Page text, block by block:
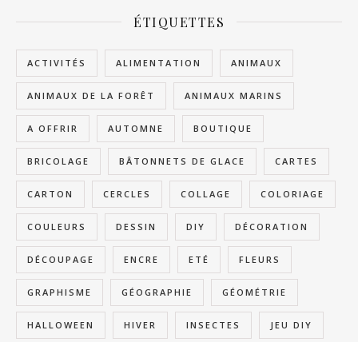
ÉTIQUETTES
ACTIVITÉS ALIMENTATION ANIMAUX
ANIMAUX DE LA FORÊT ANIMAUX MARINS
A OFFRIR AUTOMNE BOUTIQUE
BRICOLAGE BÂTONNETS DE GLACE CARTES
CARTON CERCLES COLLAGE COLORIAGE
COULEURS DESSIN DIY DÉCORATION
DÉCOUPAGE ENCRE ETÉ FLEURS
GRAPHISME GÉOGRAPHIE GÉOMÉTRIE
HALLOWEEN HIVER INSECTES JEU DIY